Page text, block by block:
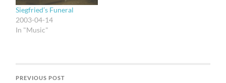
lama-lama si pus gemuk
itu apal…
Siegfried’s Funeral
2003-04-14
In "Music"
PREVIOUS POST